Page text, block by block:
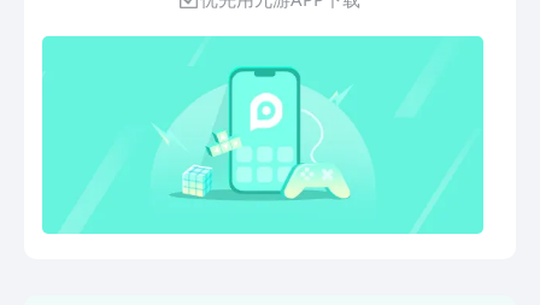
音，让小朋友的口语和听力得到更大的提
升空间。真正把儿童视觉、听觉、触觉结
合起来，最大限度地使儿童无意识的学习
记忆英语单词。特色：1、适合幼儿，学
龄前，幼儿园和一年级的孩子，只需触摸
屏幕，您的孩子就可以跟着唱ABC字母
歌，用有趣儿的ABC字母歌来吸引孩子学
习英语，帮助加强儿童的英语语言发展和
快速进步。2、每个字母都有对应的小动